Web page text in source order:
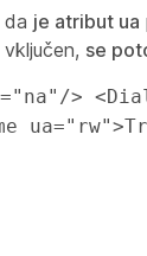
je atribut ua
vključen, se
>